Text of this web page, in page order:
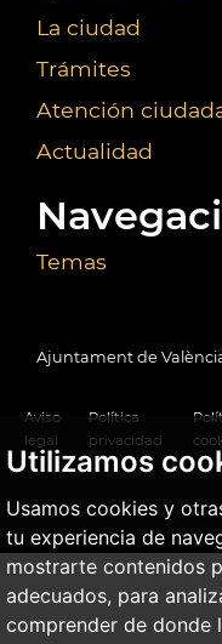
Utilizamos
Usamos cookies y
tu experiencia de
mostrarte contenidos
adecuados, para
comprender de donde
La ciudad
Trámites
Atención
Actualidad
Temas
Ajuntament de
Aviso
legal
Política
privacidad